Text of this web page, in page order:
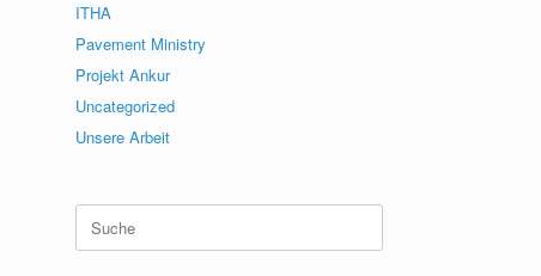
ITHA
Pavement Ministry
Projekt Ankur
Uncategorized
Unsere Arbeit
Suche
nach: